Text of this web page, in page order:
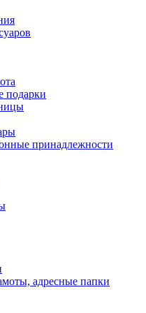
подарки
принадлежности
адресные папки